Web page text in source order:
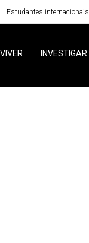
Estudantes internacionais
VIVER INVESTIGAR